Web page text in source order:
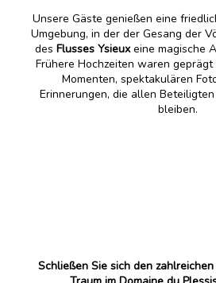
Unsere Gäste genießen eine
Umgebung, in der der Gesang der
des Flusses Ysieuxeine magische
Frühere Hochzeiten waren
Momenten, spektakulären
Erinnerungen, die allen
bleiben.
Schließen Sie sich den